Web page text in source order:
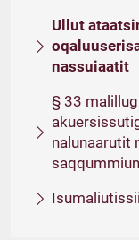
Ullut
nassuiaatit
§ 33
nalunaarutit